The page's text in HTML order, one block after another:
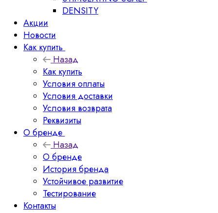
DENSITY
Акции
Новости
Как купить
Назад
Как купить
Условия оплаты
Условия доставки
Условия возврата
Реквизиты
О бренде
Назад
О бренде
История бренда
Устойчивое развитие
Тестирование
Контакты